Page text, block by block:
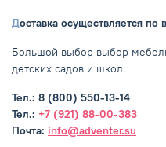
Доставка осуществляется по
Большой выбор выбор
детских садов и школ.
Тел.: 8 (800) 550-13-14
Тел.: +7 (921) 88-00-383
Почта: info@adventer.su